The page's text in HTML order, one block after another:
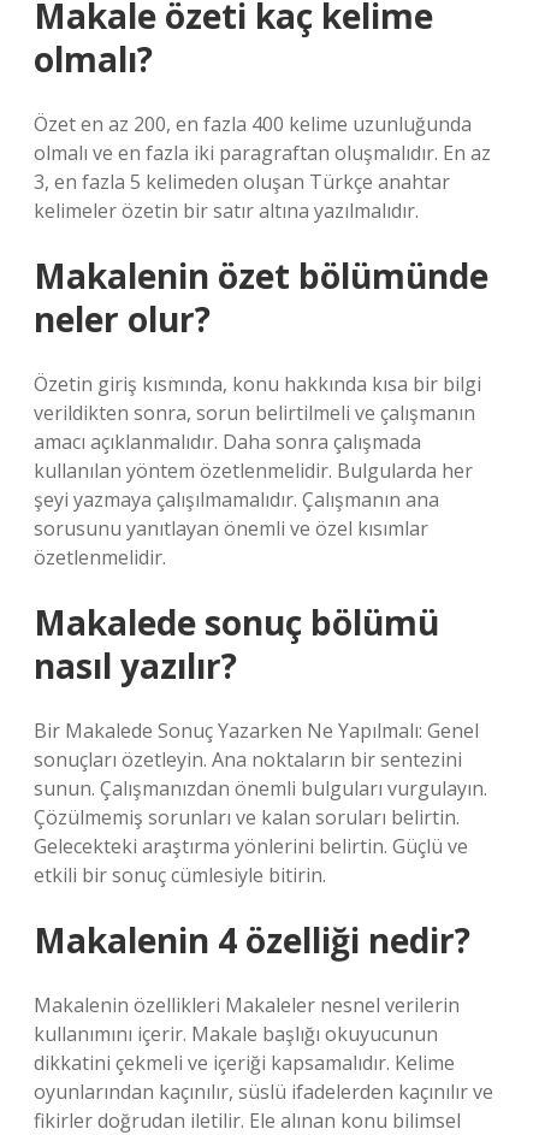
Makale özeti kaç kelime
olmalı?
Özet en az 200, en fazla 400 kelime uzunluğunda
olmalı ve en fazla iki paragraftan oluşmalıdır. En az
3, en fazla 5 kelimeden oluşan Türkçe anahtar
kelimeler özetin bir satır altına yazılmalıdır.
Makalenin özet bölümünde
neler olur?
Özetin giriş kısmında, konu hakkında kısa bir bilgi
verildikten sonra, sorun belirtilmeli ve çalışmanın
amacı açıklanmalıdır. Daha sonra çalışmada
kullanılan yöntem özetlenmelidir. Bulgularda her
şeyi yazmaya çalışılmamalıdır. Çalışmanın ana
sorusunu yanıtlayan önemli ve özel kısımlar
özetlenmelidir.
Makalede sonuç bölümü
nasıl yazılır?
Bir Makalede Sonuç Yazarken Ne Yapılmalı: Genel
sonuçları özetleyin. Ana noktaların bir sentezini
sunun. Çalışmanızdan önemli bulguları vurgulayın.
Çözülmemiş sorunları ve kalan soruları belirtin.
Gelecekteki araştırma yönlerini belirtin. Güçlü ve
etkili bir sonuç cümlesiyle bitirin.
Makalenin 4 özelliği nedir?
Makalenin özellikleri Makaleler nesnel verilerin
kullanımını içerir. Makale başlığı okuyucunun
dikkatini çekmeli ve içeriği kapsamalıdır. Kelime
oyunlarından kaçınılır, süslü ifadelerden kaçınılır ve
fikirler doğrudan iletilir. Ele alınan konu bilimsel